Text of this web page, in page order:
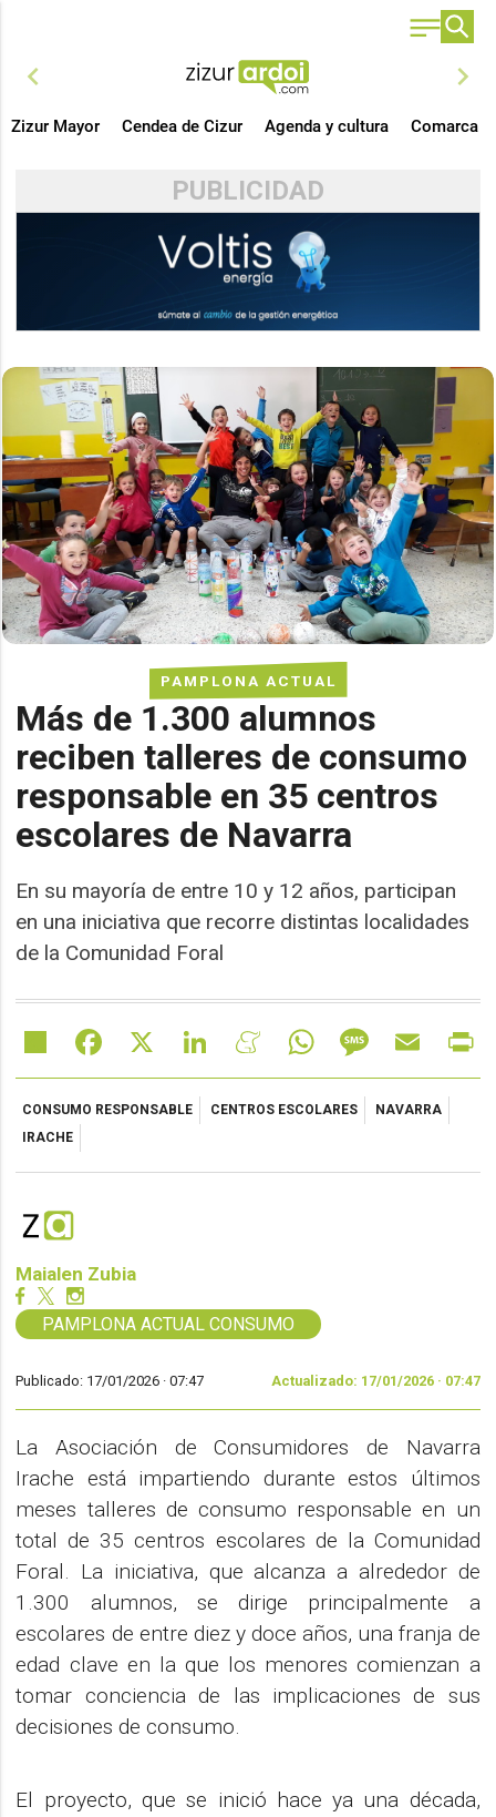
chevron_left chevron_right
Zizur Mayor Cendea de Cizur Agenda y cultura Comarca
PUBLICIDAD
PAMPLONA ACTUAL
Más de 1.300 alumnos
reciben talleres de consumo
responsable en 35 centros
escolares de Navarra
En su mayoría de entre 10 y 12 años, participan
en una iniciativa que recorre distintas localidades
de la Comunidad Foral
Share Facebook LinkedIn MeneameWhatsAppMessageEmail
CONSUMO RESPONSABLE CENTROS ESCOLARES
NAVARRA
IRACHE
Maialen Zubia
PAMPLONA ACTUAL CONSUMO
Publicado: 17/01/2026 ·07:47 Actualizado: 17/01/2026 · 07:47
La Asociación de Consumidores de Navarra
Irache está impartiendo durante estos últimos
meses talleres de consumo responsable en un
total de 35 centros escolares de la Comunidad
Foral. La iniciativa, que alcanza a alrededor de
1.300 alumnos, se dirige principalmente a
escolares de entre diez y doce años, una franja de
edad clave en la que los menores comienzan a
tomar conciencia de las implicaciones de sus
decisiones de consumo.
El proyecto, que se inició hace ya una década,